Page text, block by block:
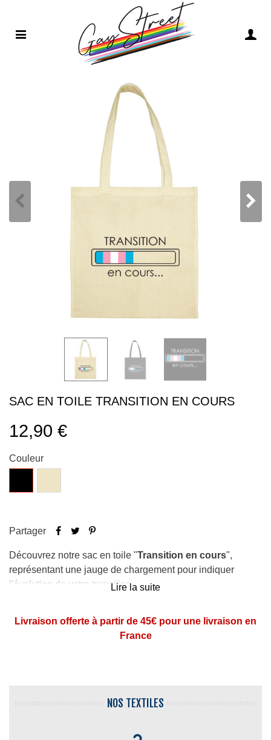
SAC EN TOILE TRANSITION EN COURS
12,90 €
Couleur
Partager
Découvrez notre sac en toile "Transition en cours",
représentant une jauge de chargement pour indiquer
l'évolution de votre transition.
dessous dans la description) est représenté dans la jauge
de chargement. Revendiquez votre transition et soyez fier
Dimensions :38 x 42 cm
: lavable en machine à 30° C sur l'envers
Lire la suite
Livraison offerte à partir de 45€ pour une livraison en
France
NOS TEXTILES